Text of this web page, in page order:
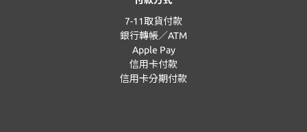
7-11取貨付款
銀行轉帳／ATM
Apple Pay
信用卡付款
信用卡分期付款